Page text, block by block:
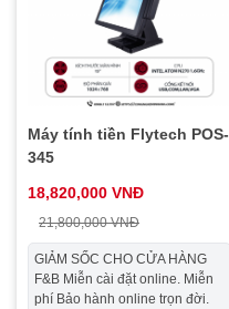
Máy tính tiền Flytech POS-
345
18,820,000 VNĐ
21,800,000 VNĐ
GIẢM SỐC CHO CỬA HÀNG
F&B Miễn cài đặt online. Miễn
phí Bảo hành online trọn đời.